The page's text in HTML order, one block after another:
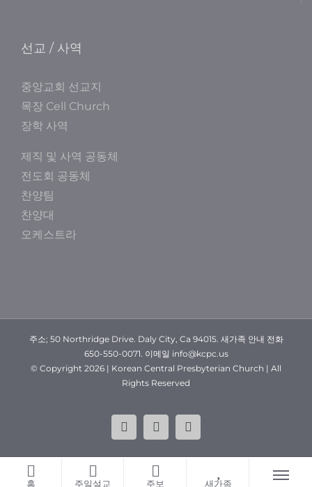
선교 / 사역
중앙교회 선교지
목장 Cell Church
장학 사역
제직 및 사역 공동체
전도회 공동체
찬양팀
찬양대
오케스트라
주소; 50 Northridge Drive. Daly City, Ca 94015. 새가족 안내 전화
650-550-0071. 이메일 info@kcpc.us
© Copyright 2026 | Korean Central Presbyterian Church | All
Rights Reserved
YouTubeFacebookInstagram